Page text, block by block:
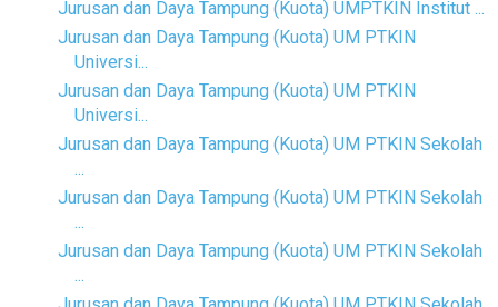
Jurusan dan Daya Tampung (Kuota) UMPTKIN Institut ...
Jurusan dan Daya Tampung (Kuota) UM PTKIN
Universi...
Jurusan dan Daya Tampung (Kuota) UM PTKIN
Universi...
Jurusan dan Daya Tampung (Kuota) UM PTKIN Sekolah
...
Jurusan dan Daya Tampung (Kuota) UM PTKIN Sekolah
...
Jurusan dan Daya Tampung (Kuota) UM PTKIN Sekolah
...